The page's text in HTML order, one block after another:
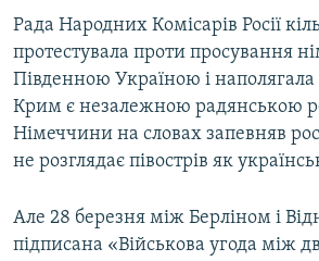
Рада Народних Комісарів Росії
протестувала проти просування
Південною Україною і
Крим є незалежною радянською
Німеччини на словах запевняв
не розглядає півострів як
Але 28 березня між Берліном і
підписана «Військова угода між